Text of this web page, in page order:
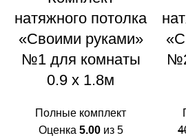
натяжного потолка
«Своими руками»
№1 для комнаты
0.9 х 1.8м
Полные комплект
Оценка 5.00из 5